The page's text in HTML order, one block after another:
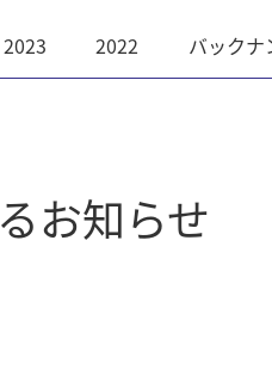
2023 2022 バックナ
お知らせ